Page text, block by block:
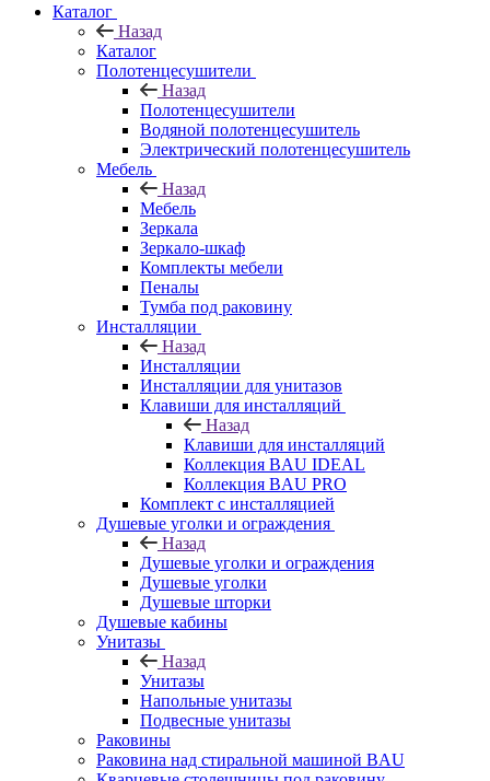
Каталог
Назад
Каталог
Полотенцесушители
Назад
Полотенцесушители
Водяной полотенцесушитель
Электрический полотенцесушитель
Мебель
Назад
Мебель
Зеркала
Зеркало-шкаф
Комплекты мебели
Пеналы
Тумба под раковину
Инсталляции
Назад
Инсталляции
Инсталляции для унитазов
Клавиши для инсталляций
Назад
Клавиши для инсталляций
Коллекция BAU IDEAL
Коллекция BAU PRO
Комплект с инсталляцией
Душевые уголки и ограждения
Назад
Душевые уголки и ограждения
Душевые уголки
Душевые шторки
Душевые кабины
Унитазы
Назад
Унитазы
Напольные унитазы
Подвесные унитазы
Раковины
Раковина над стиральной машиной BAU